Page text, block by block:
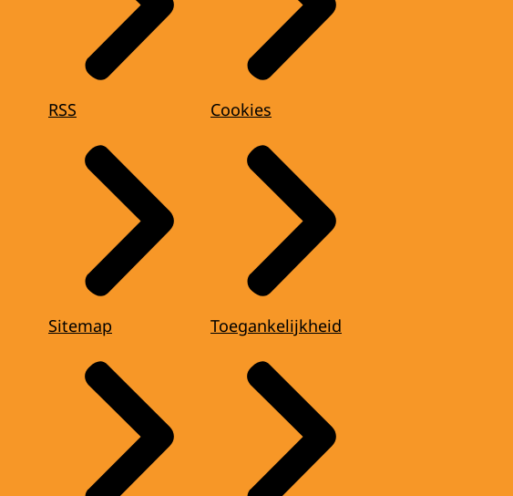
RSS
Sitemap
Cookies
Toegankelijkheid